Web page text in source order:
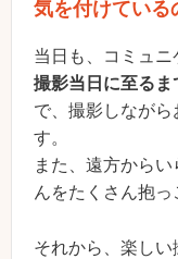
気を付けている
当日も、コミュニ
撮影当日に至る
で、撮影しながら
す。
また、遠方から
んをたくさん抱っ
それから、楽しい